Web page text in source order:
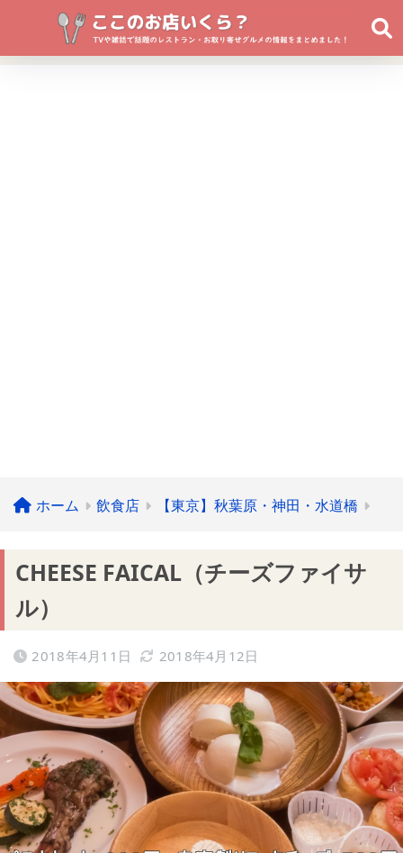
ホーム 飲食店 【東京】秋葉原・神田・水道橋
CHEESE FAICAL（チーズファイサ
ル）
2018年4月11日 2018年4月12日